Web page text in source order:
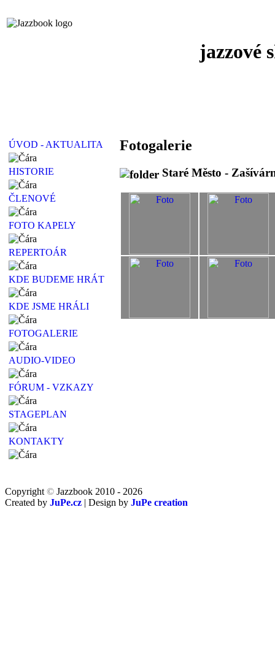
jazzové
ÚVOD - AKTUALITA
HISTORIE
ČLENOVÉ
FOTO KAPELY
REPERTOÁR
KDE BUDEME HRÁT
KDE JSME HRÁLI
FOTOGALERIE
AUDIO-VIDEO
FÓRUM - VZKAZY
STAGEPLAN
KONTAKTY
Fotogalerie
Staré Město -
Copyright © Jazzbook 2010 - 2026
Created by JuPe.cz | Design by JuPe creation